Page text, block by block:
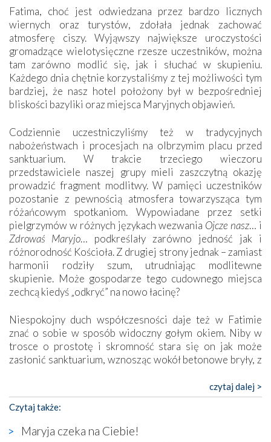
Fatima, choć jest odwiedzana przez bardzo licznych
wiernych oraz turystów, zdołała jednak zachować
atmosferę ciszy. Wyjąwszy największe uroczystości
gromadzące wielotysięczne rzesze uczestników, można
tam zarówno modlić się, jak i słuchać w skupieniu.
Każdego dnia chętnie korzystaliśmy z tej możliwości tym
bardziej, że nasz hotel położony był w bezpośredniej
bliskości bazyliki oraz miejsca Maryjnych objawień.
Codziennie uczestniczyliśmy też w tradycyjnych
nabożeństwach i procesjach na olbrzymim placu przed
sanktuarium. W trakcie trzeciego wieczoru
przedstawiciele naszej grupy mieli zaszczytną okazję
prowadzić fragment modlitwy. W pamięci uczestników
pozostanie z pewnością atmosfera towarzysząca tym
różańcowym spotkaniom. Wypowiadane przez setki
pielgrzymów w różnych językach wezwania Ojcze nasz… i
Zdrowaś Maryjo… podkreślały zarówno jedność jak i
różnorodność Kościoła. Z drugiej strony jednak – zamiast
harmonii rodziły szum, utrudniając modlitewne
skupienie. Może gospodarze tego cudownego miejsca
zechcą kiedyś „odkryć” na nowo łacinę?
Niespokojny duch współczesności daje też w Fatimie
znać o sobie w sposób widoczny gołym okiem. Niby w
trosce o prostotę i skromność stara się on jak może
zasłonić sanktuarium, wznosząc wokół betonowe bryły, z
katolickiego kultu. Tylko co wspólnego z żywą,
autentyczną wiarą mogą mieć płaskie, szare bunkry albo
kaplice, w których Tabernakulum przypomina bardziej
skrzynkę na narzędzia? Albo co powiedzieć o ustawionym
tuż przy nowej bazylice wielkim krzyżu, na którym
czytaj dalej >
Czytaj także:
Maryja czeka na Ciebie!